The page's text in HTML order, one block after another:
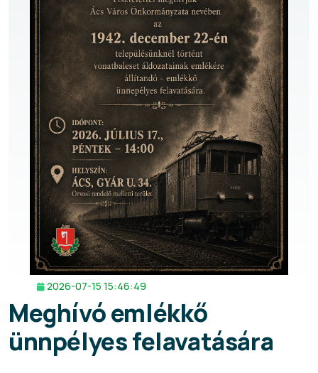
2026-07-15 15:46:49
Meghívó emlékkő
ünnpélyes felavatására